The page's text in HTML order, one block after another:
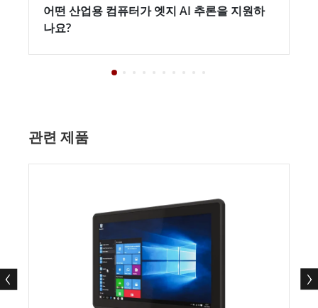
어떤 산업용 컴퓨터가 엣지 AI 추론을 지원하
나요?
관련 제품